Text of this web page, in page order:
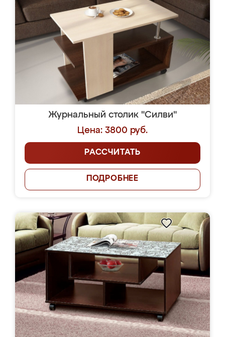
Журнальный столик "Силви"
Цена: 3800 руб.
РАССЧИТАТЬ
ПОДРОБНЕЕ